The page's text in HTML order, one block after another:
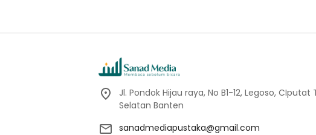
Jl. Pondok Hijau raya, No B1-12, Legoso,
Selatan Banten
sanadmediapustaka@gmail.com